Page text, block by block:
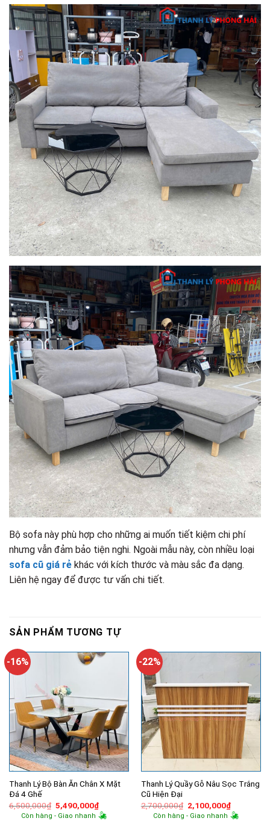
Bộ sofa này phù hợp cho những ai muốn tiết kiệm chi phí
nhưng vẫn đảm bảo tiện nghi. Ngoài mẫu này, còn nhiều loại
sofa cũ giá rẻ khác với kích thước và màu sắc đa dạng.
Liên hệ ngay để được tư vấn chi tiết.
SẢN PHẨM TƯƠNG TỰ
-16%
Thanh Lý Bộ Bàn Ăn Chân X Mặt
Đá 4 Ghế
6,500,000₫ Giá
gốc
5,490,000₫Giá
hiện
Còn hàng - Giao nhanh
-22%
Thanh Lý Quầy Gỗ Nâu Sọc Trắng
Cũ Hiện Đại
2,700,000₫ Giá
gốc
2,100,000₫Giá
hiện
Còn hàng - Giao nhanh